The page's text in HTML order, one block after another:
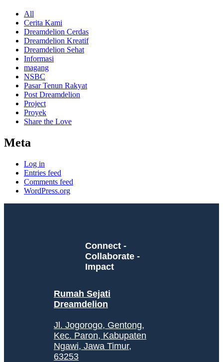
All
Cerita Kami
Dreamdelion Cerdas
Dreamdelion Kreatif
Dreamdelion Sehat
Informasi
magang
NSBC
Pasar Tenun Rakyat
Post Dreamdelion
Project
Proyek
Share the Love
Meta
Log in
Entries feed
Comments feed
WordPress.org
Connect -
Collaborate -
Impact
Rumah Sejati
Dreamdelion
Jl. Jogorogo, Gentong,
Kec. Paron, Kabupaten
Ngawi, Jawa Timur,
63253